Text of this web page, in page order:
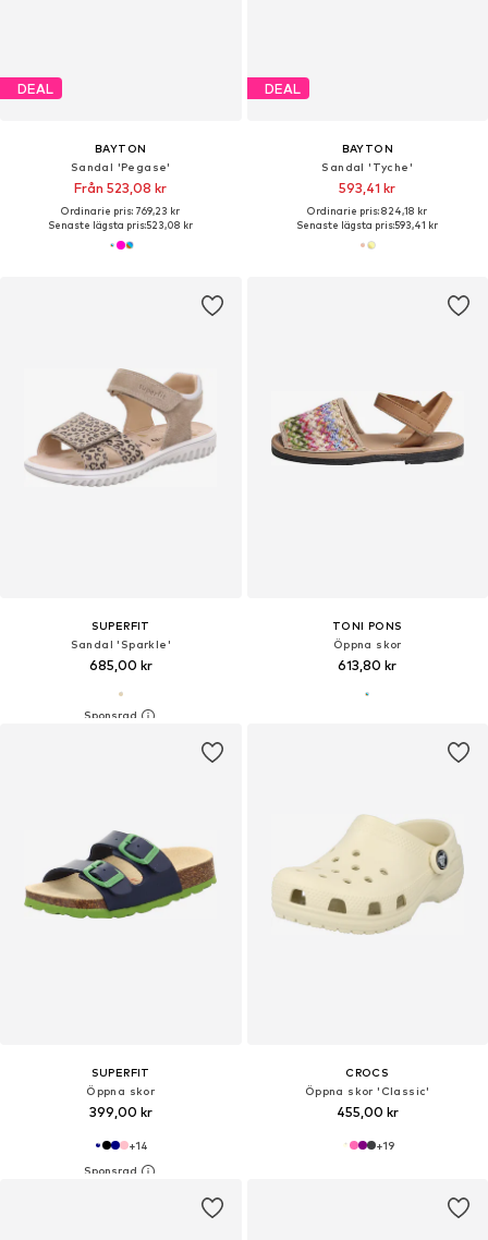
DEAL
BAYTON
Sandal 'Pegase'
Från 523,08 kr
Ordinarie pris: 769,23 kr
Senaste lägsta pris:523,08 kr
DEAL
BAYTON
Sandal 'Tyche'
593,41 kr
Ordinarie pris: 824,18 kr
Senaste lägsta pris:593,41 kr
SUPERFIT
Sandal 'Sparkle'
685,00 kr
TONI PONS
Öppna skor
613,80 kr
SUPERFIT
Öppna skor
399,00 kr
+14
CROCS
Öppna skor 'Classic'
455,00 kr
+19